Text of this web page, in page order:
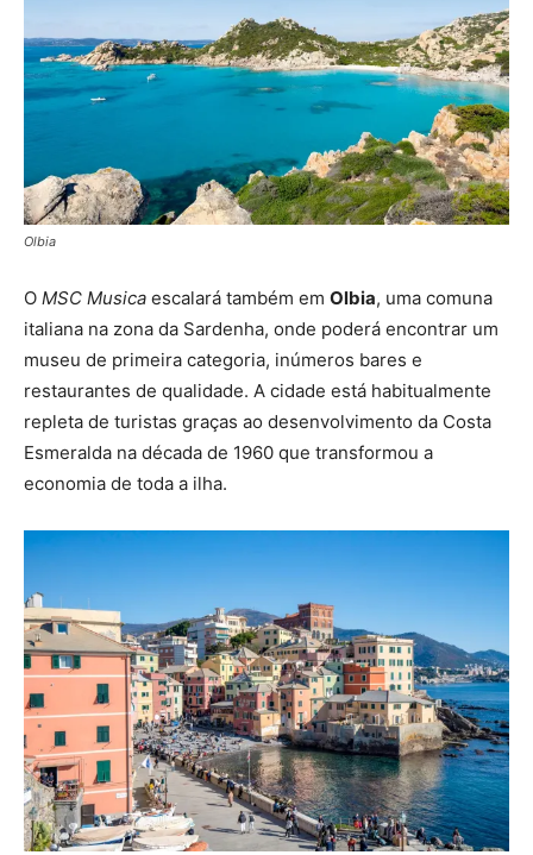
Olbia
O MSC Musica escalará também em Olbia, uma comuna
italiana na zona da Sardenha, onde poderá encontrar um
museu de primeira categoria, inúmeros bares e
restaurantes de qualidade. A cidade está habitualmente
repleta de turistas graças ao desenvolvimento da Costa
Esmeralda na década de 1960 que transformou a
economia de toda a ilha.